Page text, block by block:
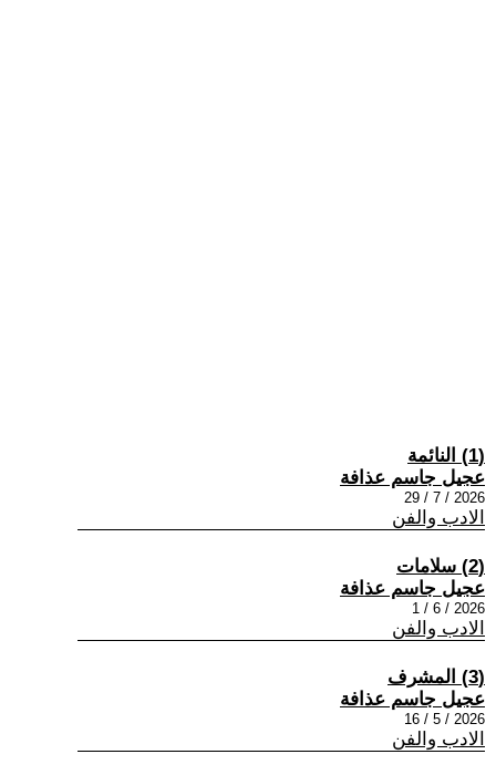
(1) النائمة
عجيل جاسم عذافة
2026 / 7 / 29
الادب والفن
(2) سلامات
عجيل جاسم عذافة
2026 / 6 / 1
الادب والفن
(3) المشرف
عجيل جاسم عذافة
2026 / 5 / 16
الادب والفن